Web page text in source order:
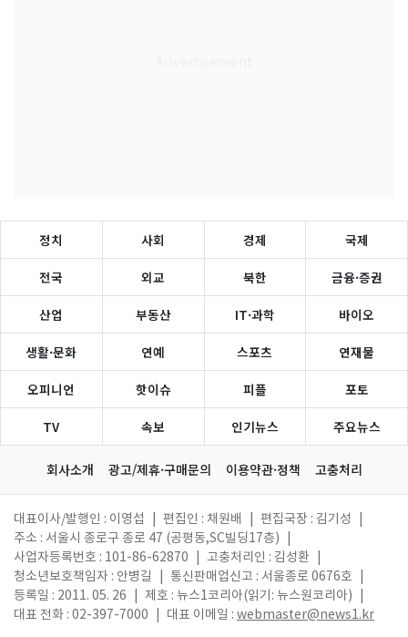
정치 사회 경제 국제
전국 외교 북한 금융·증권
산업 부동산 IT·과학 바이오
생활·문화 연예 스포츠 연재물
오피니언 핫이슈 피플 포토
TV 속보 인기뉴스 주요뉴스
회사소개 광고/제휴·구매문의 이용약관·정책 고충처리
대표이사/발행인 : 이영섭 편집인 : 채원배 편집국장 : 김기성
주소 : 서울시 종로구 종로 47 (공평동,SC빌딩17층)
사업자등록번호 : 101-86-62870
고충처리인 : 김성환
청소년보호책임자 : 안병길
통신판매업신고 : 서울종로 0676호
등록일 : 2011. 05. 26
제호 : 뉴스1코리아(읽기: 뉴스원코리아)
대표 전화 : 02-397-7000
대표 이메일 : webmaster@news1.kr